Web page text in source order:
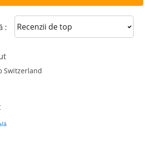
: Sort reviews
Switzerland